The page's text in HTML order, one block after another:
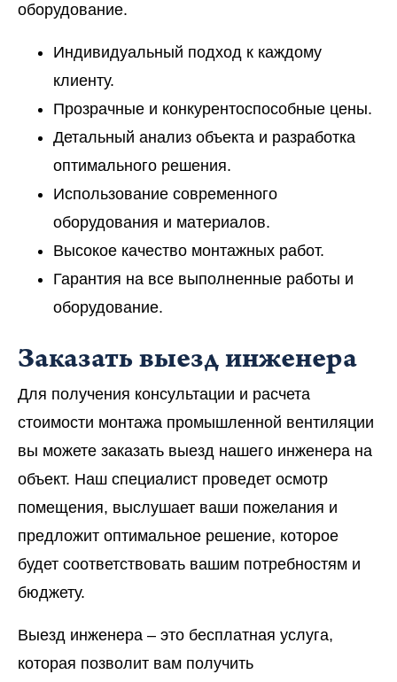
оборудование.
Индивидуальный подход к каждому
клиенту.
Прозрачные и конкурентоспособные цены.
Детальный анализ объекта и разработка
оптимального решения.
Использование современного
оборудования и материалов.
Высокое качество монтажных работ.
Гарантия на все выполненные работы и
оборудование.
Заказать выезд инженера
Для получения консультации и расчета
стоимости монтажа промышленной вентиляции
вы можете заказать выезд нашего инженера на
объект. Наш специалист проведет осмотр
помещения, выслушает ваши пожелания и
предложит оптимальное решение, которое
будет соответствовать вашим потребностям и
бюджету.
Выезд инженера – это бесплатная услуга,
которая позволит вам получить